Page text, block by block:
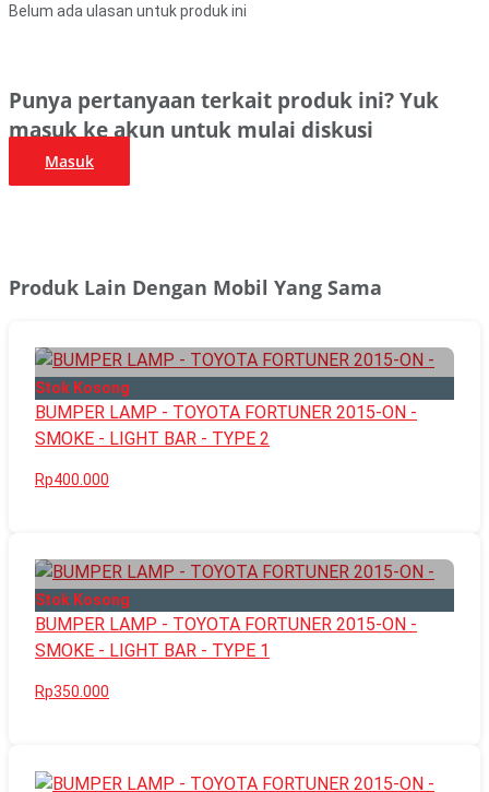
Belum ada ulasan untuk produk ini
Punya pertanyaan terkait produk ini? Yuk
masuk ke akun untuk mulai diskusi
Masuk
Produk Lain Dengan Mobil Yang Sama
Stok Kosong
BUMPER LAMP - TOYOTA FORTUNER 2015-ON -
SMOKE - LIGHT BAR - TYPE 2
Rp400.000
Stok Kosong
BUMPER LAMP - TOYOTA FORTUNER 2015-ON -
SMOKE - LIGHT BAR - TYPE 1
Rp350.000